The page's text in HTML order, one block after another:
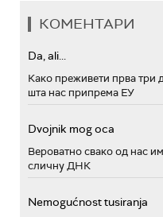
КОМЕНТАРИ
Da, ali...
Како преживети прва три
шта нас припрема ЕУ
Dvojnik mog oca
Вероватно свако од нас
сличну ДНК
Nemogućnost tusiranja